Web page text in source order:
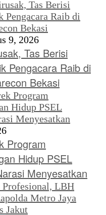
9, 2026
Tas Berisi
Pengacara Raib di
Bekasi
Program
Hidup PSEL
Menyesatkan